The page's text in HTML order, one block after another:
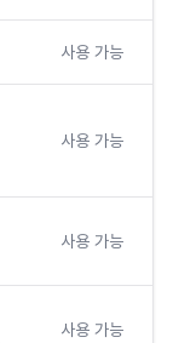
사용 가능
사용 가능
사용 가능
사용 가능